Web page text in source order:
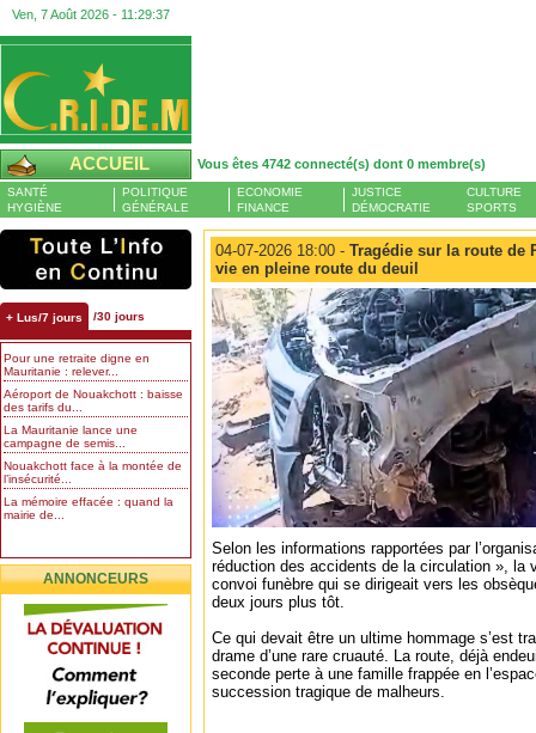
Ven, 7 Août 2026 - 11:29:38
ACCUEIL Vous êtes 4742 connecté(s) dont 0 membre(s)
SANTÉ
HYGIÈNE
POLITIQUE
GÉNÉRALE
ECONOMIE
FINANCE
JUSTICE
DÉMOCRATIE
CULTURE
SPORTS
+ Lus/7 jours /30 jours
Pour une retraite digne en
Mauritanie : relever...
Aéroport de Nouakchott : baisse
des tarifs du...
La Mauritanie lance une
campagne de semis...
Nouakchott face à la montée de
l’insécurité...
La mémoire effacée : quand la
mairie de...
ANNONCEURS
04-07-2026 18:00 - Tragédie sur la route de
vie en pleine route du deuil
Selon les informations rapportées par
réduction des accidents de la circulation », la
convoi funèbre qui se dirigeait vers les
deux jours plus tôt.
Ce qui devait être un ultime hommage s’est
drame d’une rare cruauté. La route, déjà
seconde perte à une famille frappée en
succession tragique de malheurs.